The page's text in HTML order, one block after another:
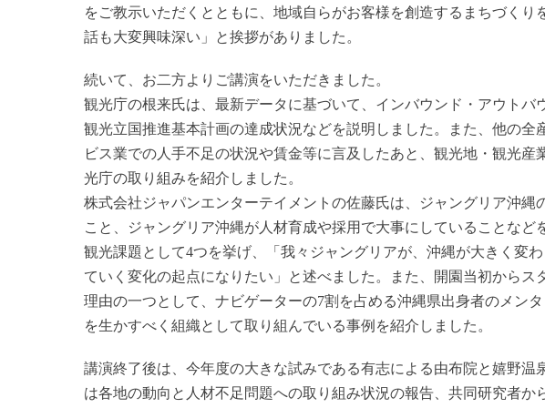
をご教示いただくとともに、地域自らがお客様を創造するまちづくり
話も大変興味深い」と挨拶がありました。
続いて、お二方よりご講演をいただきました。
観光庁の根来氏は、最新データに基づいて、インバウンド・アウトバ
観光立国推進基本計画の達成状況などを説明しました。また、他の全
ビス業での人手不足の状況や賃金等に言及したあと、観光地・観光産
光庁の取り組みを紹介しました。
株式会社ジャパンエンターテイメントの佐藤氏は、ジャングリア沖縄
こと、ジャングリア沖縄が人材育成や採用で大事にしていることなど
観光課題として4つを挙げ、「我々ジャングリアが、沖縄が大きく変
ていく変化の起点になりたい」と述べました。また、開園当初からス
理由の一つとして、ナビゲーターの7割を占める沖縄県出身者のメン
を生かすべく組織として取り組んでいる事例を紹介しました。
講演終了後は、今年度の大きな試みである有志による由布院と嬉野温
は各地の動向と人材不足問題への取り組み状況の報告、共同研究者か